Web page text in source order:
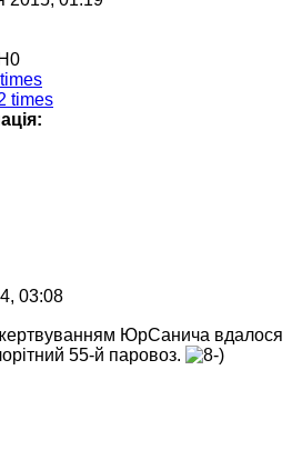
Н0
times
03:08
ЮрСанича вдалося
55-й паровоз.